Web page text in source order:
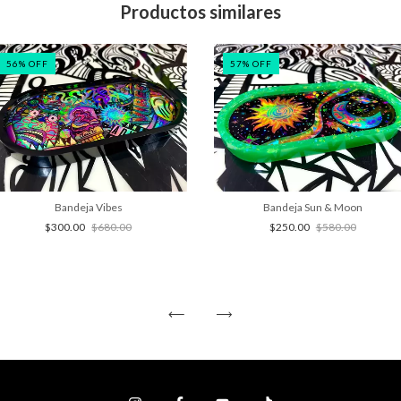
Productos similares
56% OFF
Bandeja Vibes
$300.00 $680.00
57% OFF
Bandeja Sun & Moon
$250.00 $580.00